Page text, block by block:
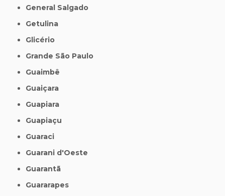
General Salgado
Getulina
Glicério
Grande São Paulo
Guaimbê
Guaiçara
Guapiara
Guapiaçu
Guaraci
Guarani d'Oeste
Guarantã
Guararapes